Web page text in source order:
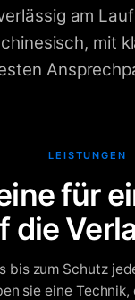
am
mit
LEISTUNGEN
für
die
bis zum Schutz
sie eine